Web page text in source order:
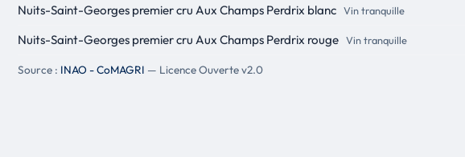
Nuits-Saint-Georges premier cru Aux Champs Perdrix blanc Vin tranquille
Nuits-Saint-Georges premier cru Aux Champs Perdrix rouge Vin tranquille
Source : INAO - CoMAGRI — Licence Ouverte v2.0